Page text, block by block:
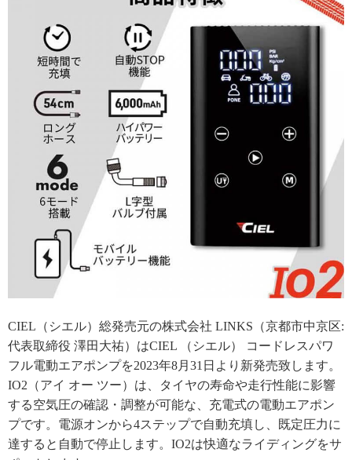
CIEL（シエル）総発売元の株式会社 LINKS（京都市中京区:
代表取締役 澤田大祐）はCIEL （シエル） コードレスパワ
フル電動エアポンプを2023年8月31日より新発売致します。
IO2（アイ オー ツー）は、タイヤの寿命や走行性能に影響
する空気圧の確認・調整が可能な、充電式の電動エアポン
プです。電源オンから4ステップで自動充填し、既定圧力に
達すると自動で停止します。IO2は快適なライディングをサ